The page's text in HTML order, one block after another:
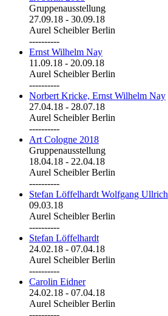
Gruppenausstellung
27.09.18 - 30.09.18
Aurel Scheibler Berlin
----------
Ernst Wilhelm Nay
11.09.18 - 20.09.18
Aurel Scheibler Berlin
----------
Norbert Kricke, Ernst Wilhelm Nay
27.04.18 - 28.07.18
Aurel Scheibler Berlin
----------
Art Cologne 2018
Gruppenausstellung
18.04.18 - 22.04.18
Aurel Scheibler Berlin
----------
Stefan Löffelhardt Wolfgang Ullrich
09.03.18
Aurel Scheibler Berlin
----------
Stefan Löffelhardt
24.02.18 - 07.04.18
Aurel Scheibler Berlin
----------
Carolin Eidner
24.02.18 - 07.04.18
Aurel Scheibler Berlin